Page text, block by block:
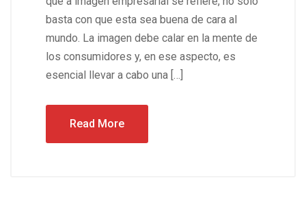
basta con que esta sea buena de cara al
mundo. La imagen debe calar en la mente de
los consumidores y, en ese aspecto, es
esencial llevar a cabo una […]
Read More